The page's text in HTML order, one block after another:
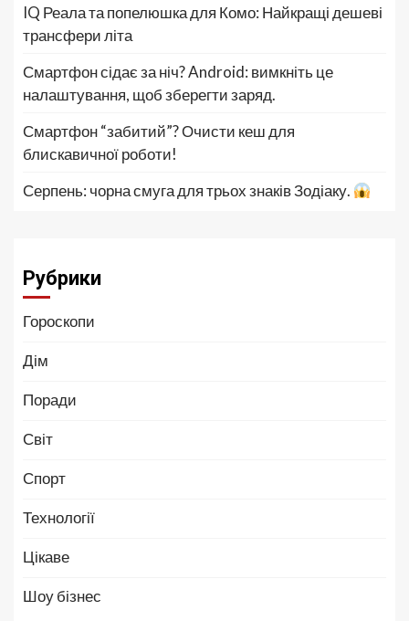
IQ Реала та попелюшка для Комо: Найкращі дешеві
трансфери літа
Смартфон сідає за ніч? Android: вимкніть це
налаштування, щоб зберегти заряд.
Смартфон “забитий”? Очисти кеш для
блискавичної роботи!
Серпень: чорна смуга для трьох знаків Зодіаку.
Рубрики
Гороскопи
Дім
Поради
Світ
Спорт
Технології
Цікаве
Шоу бізнес